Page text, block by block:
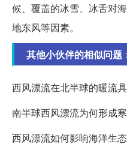
候、覆盖的冰雪、冰舌对
地东风等因素。
其他小伙伴的相似问题
西风漂流在北半球的暖流
南半球西风漂流为何形成
西风漂流如何影响海洋生